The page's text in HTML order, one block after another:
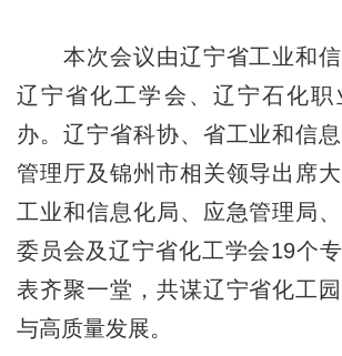
本次会议由辽宁省工业和信
辽宁省化工学会、辽宁石化职
办。辽宁省科协、省工业和信
管理厅及锦州市相关领导出席
工业和信息化局、应急管理局
委员会及辽宁省化工学会19个
表齐聚一堂，共谋辽宁省化工
与高质量发展。